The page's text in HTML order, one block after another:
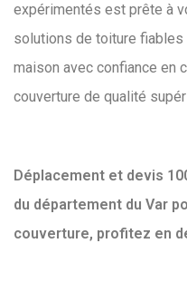
expérimentés est prête à
solutions de toiture
maison avec confiance en
couverture de qualité
Déplacement et devis
du département du Var
couverture, profitez en